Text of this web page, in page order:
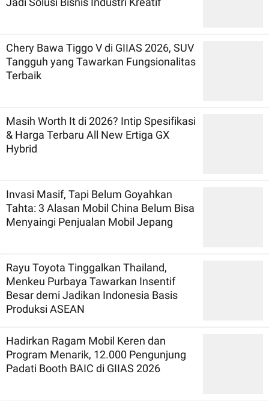
Chery Bawa Tiggo V di GIIAS 2026, SUV
Tangguh yang Tawarkan Fungsionalitas
Terbaik
Masih Worth It di 2026? Intip Spesifikasi
& Harga Terbaru All New Ertiga GX
Hybrid
Invasi Masif, Tapi Belum Goyahkan
Tahta: 3 Alasan Mobil China Belum Bisa
Menyaingi Penjualan Mobil Jepang
Rayu Toyota Tinggalkan Thailand,
Menkeu Purbaya Tawarkan Insentif
Besar demi Jadikan Indonesia Basis
Produksi ASEAN
Hadirkan Ragam Mobil Keren dan
Program Menarik, 12.000 Pengunjung
Padati Booth BAIC di GIIAS 2026